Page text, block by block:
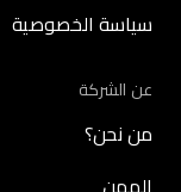
سياسة الخصوصية
عن الشركة
من نحن؟
المهن